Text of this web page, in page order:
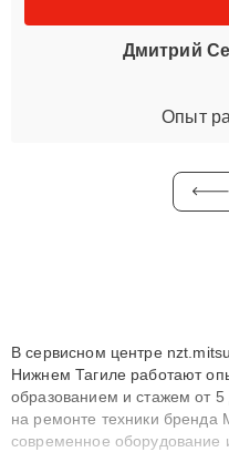
Дмитрий
Опыт
В сервисном центре
Нижнем Тагиле работают
образованием и стажем от
на ремонте техники бренда
современное оборудование